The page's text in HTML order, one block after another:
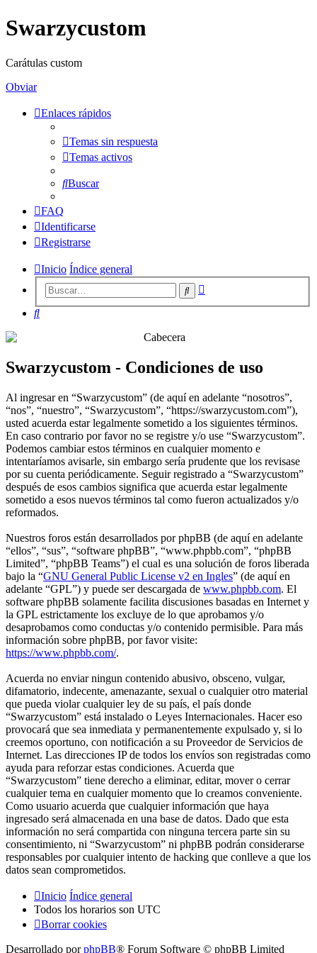
Swarzycustom
Carátulas custom
Obviar
Enlaces rápidos
Temas sin respuesta
Temas activos
Buscar
FAQ
Identificarse
Registrarse
Inicio Índice general
Buscar
Buscar
Swarzycustom - Condiciones de uso
Al ingresar en “Swarzycustom” (de aquí en adelante “nosotros”,
“nos”, “nuestro”, “Swarzycustom”, “https://swarzycustom.com”),
usted acuerda estar legalmente sometido a los siguientes términos.
En caso contrario por favor no se registre y/o use “Swarzycustom”.
Podemos cambiar estos términos en cualquier momento e
intentaríamos avisarle, sin embargo sería prudente que los revisase
por su cuenta periódicamente. Seguir registrado a “Swarzycustom”
después de esos cambios significa que acuerda estar legalmente
sometido a esos nuevos términos tal como fueron actualizados y/o
reformados.
Nuestros foros están desarrollados por phpBB (de aquí en adelante
“ellos”, “sus”, “software phpBB”, “www.phpbb.com”, “phpBB
Limited”, “phpBB Teams”) el cual es una solución de foros liberada
bajo la “GNU General Public License v2 en Ingles” (de aquí en
adelante “GPL”) y puede ser descargada de www.phpbb.com. El
software phpBB solamente facilita discusiones basadas en Internet y
la GPL estrictamente los excluye de lo que aprobamos y/o
desaprobamos como conductas y/o contenido permisible. Para más
información sobre phpBB, por favor visite:
https://www.phpbb.com/.
Acuerda no enviar ningun contenido abusivo, obsceno, vulgar,
difamatorio, indecente, amenazante, sexual o cualquier otro material
que pueda violar cualquier ley de su país, el país donde
“Swarzycustom” está instalado o Leyes Internacionales. Hacer eso
provocará que sea inmediata y permanentemente expulsado y, si lo
creemos oportuno, con notificación a su Proveedor de Servicios de
Internet. Las direcciones IP de todos los envíos son registradas como
ayuda para reforzar estas condiciones. Acuerda que
“Swarzycustom” tiene derecho a eliminar, editar, mover o cerrar
cualquier tema en cualquier momento que lo creamos conveniente.
Como usuario acuerda que cualquier información que haya
ingresado será almacenada en una base de datos. Dado que esta
información no será compartida con ninguna tercera parte sin su
consentimiento, ni “Swarzycustom” ni phpBB podrán considerarse
responsables por cualquier intento de hacking que conlleve a que los
datos sean comprometidos.
Inicio Índice general
Todos los horarios son UTC
Borrar cookies
Desarrollado porphpBB® Forum Software © phpBB Limited